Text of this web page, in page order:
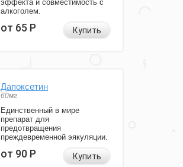
эффекта и совместимость с
алкоголем.
от 65Р Купить
Дапоксетин
60мг
Единственный в мире
препарат для
предотвращения
преждевременной эякуляции.
от 90Р Купить